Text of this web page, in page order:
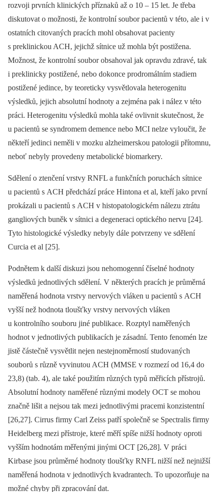
rozvoji prvních klinických příznaků až o 10 –⁠ 15 let. Je třeba
diskutovat o možnosti, že kontrolní soubor pacientů v této, ale i v
ostatních citovaných pracích mohl obsahovat pacienty
s preklinickou ACH, jejichž sítnice už mohla být postižena.
Možnost, že kontrolní soubor obsahoval jak opravdu zdravé, tak
i preklinicky postižené, nebo dokonce prodromálním stadiem
postižené jedince, by teoreticky vysvětlovala heterogenitu
výsledků, jejich absolutní hodnoty a zejména pak i nález v této
práci. Heterogenitu výsledků mohla také ovlivnit skutečnost, že
u pacientů se syndromem demence nebo MCI nelze vyloučit, že
někteří jedinci neměli v mozku alzheimerskou patologii přítomnu,
neboť nebyly provedeny metabolické biomarkery.
Sdělení o ztenčení vrstvy RNFL a funkčních poruchách sítnice
u pacientů s ACH předchází práce Hintona et al, kteří jako první
prokázali u pacientů s ACH v histopatologickém nálezu ztrátu
gangliových buněk v sítnici a degeneraci optického nervu [24].
Tyto histologické výsledky nebyly dále potvrzeny ve sdělení
Curcia et al [25].
Podnětem k další diskuzi jsou nehomogenní číselné hodnoty
výsledků jednotlivých sdělení. V některých pracích je průměrná
naměřená hodnota vrstvy nervových vláken u pacientů s ACH
vyšší než hodnota tloušťky vrstvy nervových vláken
u kontrolního souboru jiné publikace. Rozptyl naměřených
hodnot v jednotlivých publikacích je zásadní. Tento fenomén lze
jistě částečně vysvětlit nejen nestejnoměrností studovaných
souborů s různě vyvinutou ACH (MMSE v rozmezí od 16,4 do
23,8) (tab. 4), ale také použitím různých typů měřicích přístrojů.
Absolutní hodnoty naměřené různými modely OCT se mohou
značně lišit a nejsou tak mezi jednotlivými pracemi konzistentní
[26,27]. Cirrus firmy Carl Zeiss patří společně se Spectralis firmy
Heidelberg mezi přístroje, které měří spíše nižší hodnoty oproti
vyšším hodnotám měřenými jinými OCT [26,28]. V práci
Kirbase jsou průměrné hodnoty tloušťky RNFL nižší než nejnižší
naměřená hodnota v jednotlivých kvadrantech. To upozorňuje na
možné chyby při zpracování dat.